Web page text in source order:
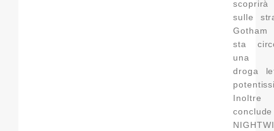
sulle
sta
una
droga
conclude